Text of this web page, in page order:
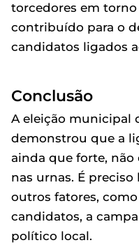
torcedores em
contribuído para o
candidatos ligados
Conclusão
A eleição municipal
demonstrou que a
ainda que forte, não
nas urnas. É
outros fatores,
candidatos, a
político local.